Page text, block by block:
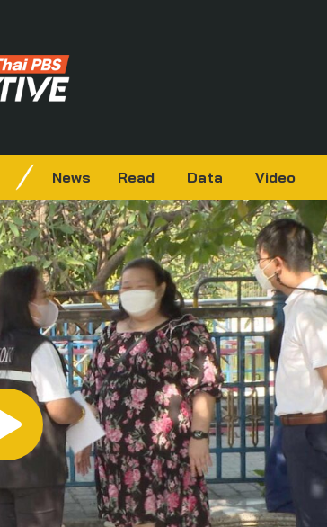
News Read Data Video